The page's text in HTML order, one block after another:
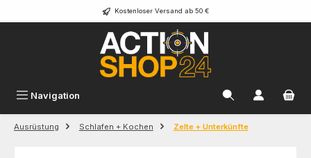
Zum Hauptinhalt springen Kostenloser Versand ab 50 €
Navigation
Ausrüstung Schlafen + Kochen Zelte + Unterkünfte